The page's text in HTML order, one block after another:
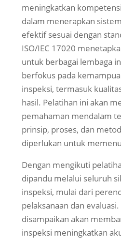
meningkatkan
dalam menerapkan
efektif sesuai dengan
ISO/IEC 17020
untuk berbagai lembaga
berfokus pada
inspeksi, termasuk
hasil. Pelatihan ini akan
pemahaman mendalam
prinsip, proses, dan
diperlukan untuk
Dengan mengikuti
dipandu melalui seluruh
inspeksi, mulai dari
pelaksanaan dan
disampaikan akan
inspeksi meningkatkan